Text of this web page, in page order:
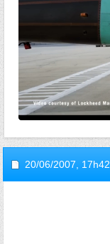
20/06/2007, 17h42